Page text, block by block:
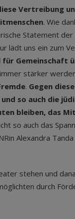
Vertreibung
. Wie
Statement
lädt uns ein zum
Gemeinschaft
stärker
. Gegen
so auch die
bleiben, das
so auch das
in Alexandra
stehen und
durch